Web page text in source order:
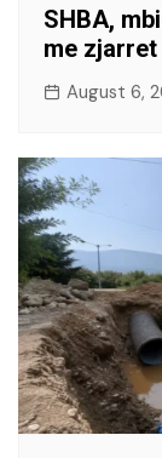
SHBA,
me
August 6,